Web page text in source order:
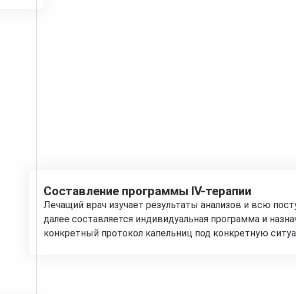
Составление программы IV-терапии
Лечащий врач изучает результаты анализов и всю
далее составляется индивидуальная программа и
конкретный протокол капельниц под конкретную